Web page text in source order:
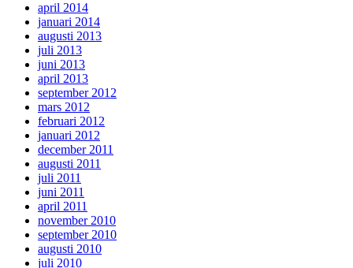
april 2014
januari 2014
augusti 2013
juli 2013
juni 2013
april 2013
september 2012
mars 2012
februari 2012
januari 2012
december 2011
augusti 2011
juli 2011
juni 2011
april 2011
november 2010
september 2010
augusti 2010
juli 2010